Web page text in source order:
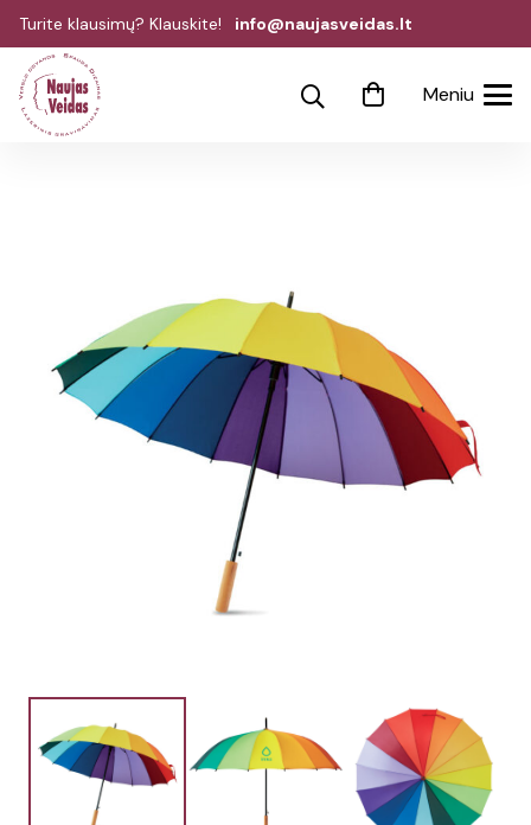
Turite klausimų? Klauskite! info@naujasveidas.lt
Meniu